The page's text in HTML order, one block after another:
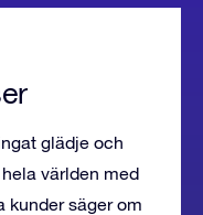
glädje och
världen med
kunder säger om